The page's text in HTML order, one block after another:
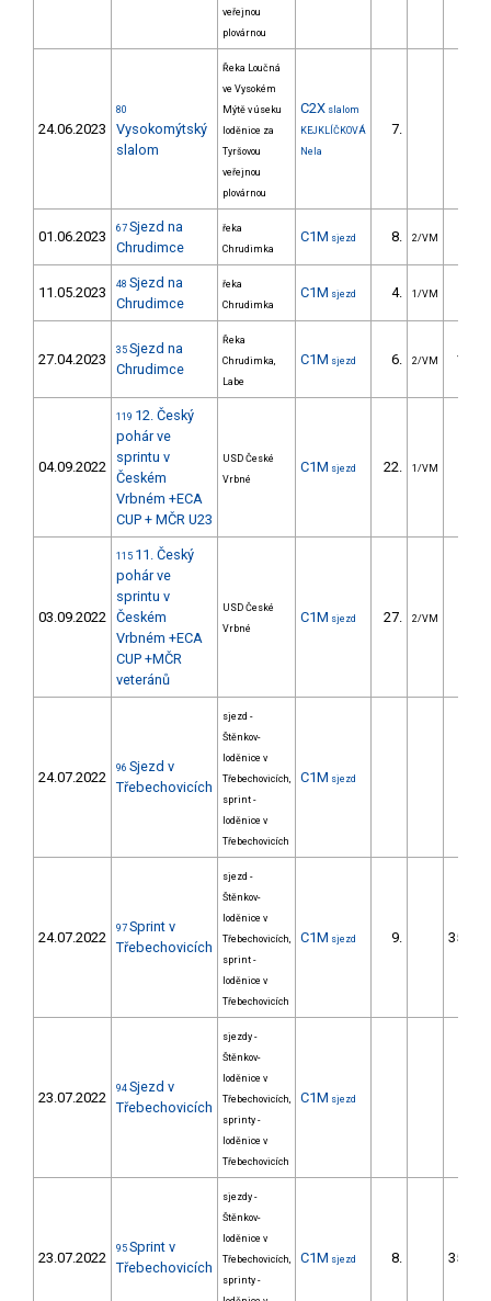
veřejnou
plovárnou
24.06.2023
80
Vysokomýtský
slalom
Řeka Loučná
ve Vysokém
Mýtě v úseku
loděnice za
Tyršovou
veřejnou
plovárnou
C2X slalom
KEJKLÍČKOVÁ
Nela
7.
01.06.2023 67 Sjezd na
Chrudimce
řeka
Chrudimka
C1M sjezd 8. 2/VM
11.05.2023 48 Sjezd na
Chrudimce
řeka
Chrudimka
C1M sjezd 4. 1/VM
27.04.2023
35 Sjezd na
Chrudimce
Řeka
Chrudimka,
Labe
C1M sjezd 6. 2/VM
04.09.2022
119 12. Český
pohár ve
sprintu v
Českém
Vrbném +ECA
CUP + MČR U23
USD České
Vrbné
C1M sjezd 22. 1/VM
03.09.2022
115 11. Český
pohár ve
sprintu v
Českém
Vrbném +ECA
CUP +MČR
veteránů
USD České
Vrbné
C1M sjezd 27. 2/VM
24.07.2022
96 Sjezd v
Třebechovicích
sjezd -
Štěnkov-
loděnice v
Třebechovicích,
sprint -
loděnice v
Třebechovicích
C1M sjezd
24.07.2022
97 Sprint v
Třebechovicích
sjezd -
Štěnkov-
loděnice v
Třebechovicích,
sprint -
loděnice v
Třebechovicích
C1M sjezd 9.
23.07.2022
94 Sjezd v
Třebechovicích
sjezdy -
Štěnkov-
loděnice v
Třebechovicích,
sprinty -
loděnice v
Třebechovicích
C1M sjezd
23.07.2022
95 Sprint v
Třebechovicích
sjezdy -
Štěnkov-
loděnice v
Třebechovicích,
sprinty -
C1M sjezd 8.